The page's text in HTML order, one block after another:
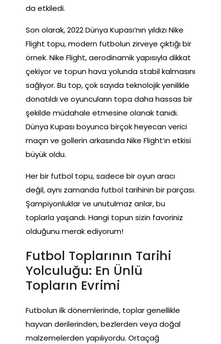
da etkiledi.
Son olarak, 2022 Dünya Kupası’nın yıldızı Nike
Flight topu, modern futbolun zirveye çıktığı bir
örnek. Nike Flight, aerodinamik yapısıyla dikkat
çekiyor ve topun hava yolunda stabil kalmasını
sağlıyor. Bu top, çok sayıda teknolojik yenilikle
donatıldı ve oyuncuların topa daha hassas bir
şekilde müdahale etmesine olanak tanıdı.
Dünya Kupası boyunca birçok heyecan verici
maçın ve gollerin arkasında Nike Flight’ın etkisi
büyük oldu.
Her bir futbol topu, sadece bir oyun aracı
değil, aynı zamanda futbol tarihinin bir parçası.
Şampiyonluklar ve unutulmaz anlar, bu
toplarla yaşandı. Hangi topun sizin favoriniz
olduğunu merak ediyorum!
Futbol Toplarının Tarihi
Yolculuğu: En Ünlü
Topların Evrimi
Futbolun ilk dönemlerinde, toplar genellikle
hayvan derilerinden, bezlerden veya doğal
malzemelerden yapılıyordu. Ortaçağ